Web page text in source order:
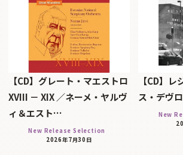
【CD】グレート・マエストロ
XVIII － XIX ／ネーメ・ヤルヴ
ィ＆エスト…
New Release Selection
2026年7月30日
【CD】
ス・デヴ
New